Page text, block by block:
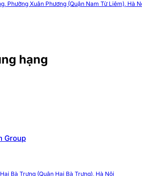
timvanphong.com.vn/
Phường Xuân Phương (Quận Nam Từ Liêm), Hà
hạng
Group
Bà Trưng (Quận Hai Bà Trưng), Hà Nội